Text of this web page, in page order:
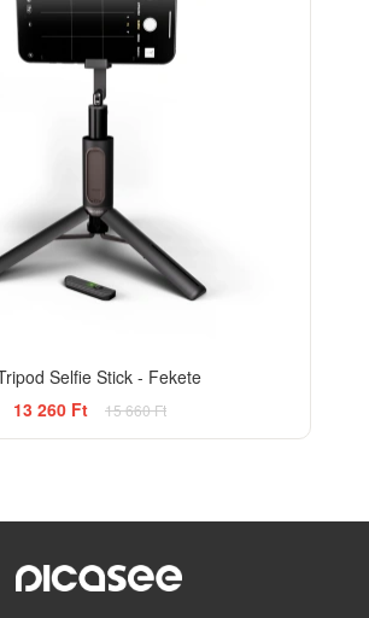
Selfie Stick - Fekete
13 260 Ft
15 660 Ft